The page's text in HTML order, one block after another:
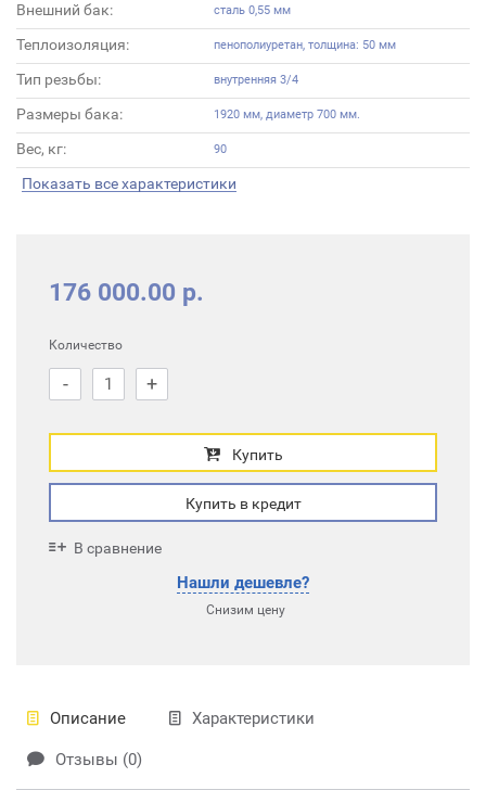
Внешний бак: сталь 0,55 мм
Теплоизоляция: пенополиуретан, толщина: 50 мм
Тип резьбы: внутренняя 3/4
Размеры бака: 1920 мм, диаметр 700 мм.
Вес, кг: 90
Показать все характеристики
176 000.00 р.
Количество
- +
Купить
Купить в кредит
В сравнение
Нашли дешевле?
Снизим цену
Описание Характеристики
Отзывы (0)